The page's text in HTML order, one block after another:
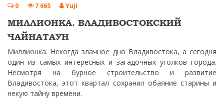
0 7 665 Yuji
МИЛЛИОНКА. ВЛАДИВОСТОКСКИЙ
ЧАЙНАТАУН
Миллионка. Некогда злачное дно Владивостока, а сегодня
один из самых интересных и загадочных уголков города.
Несмотря на бурное строительство и развитие
Владивостока, этот квартал сохранил обаяние старины и
некую тайну времени.